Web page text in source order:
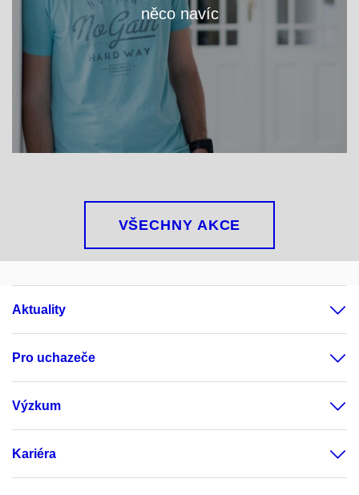
něco navíc
VÍCE
VŠECHNY AKCE
Aktuality
Pro uchazeče
Výzkum
Kariéra